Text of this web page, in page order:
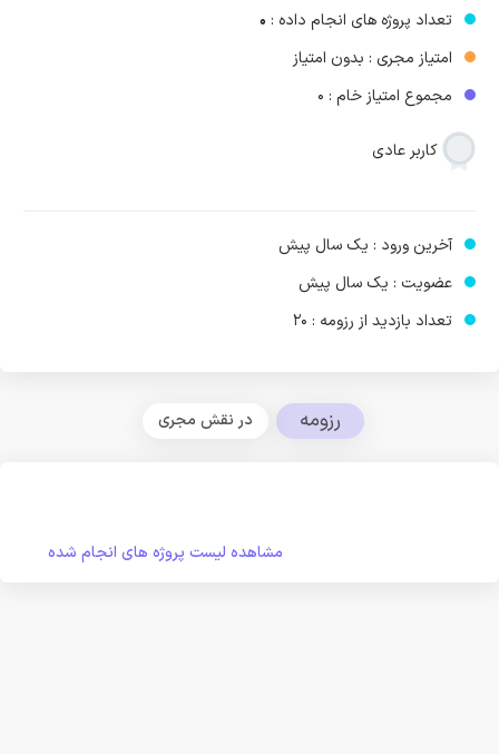
تعداد پروژه های انجام داده : 0
امتیاز مجری : بدون امتیاز
مجموع امتیاز خام : 0
کاربر عادی
آخرین ورود : یک سال پیش
عضویت : یک سال پیش
تعداد بازدید از رزومه : 20
رزومه در نقش مجری
مشاهده لیست پروژه های انجام شده